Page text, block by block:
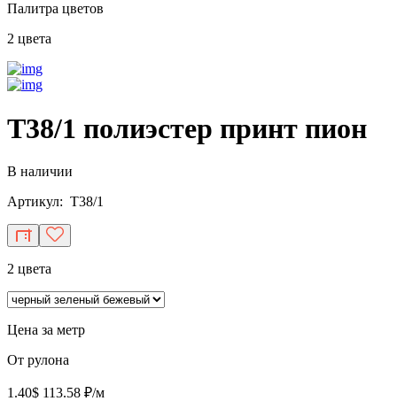
Палитра цветов
2 цвета
T38/1 полиэстер принт пион
В наличии
Артикул: T38/1
2 цвета
Цена за метр
От рулона
1.40$ 113.58 ₽/м